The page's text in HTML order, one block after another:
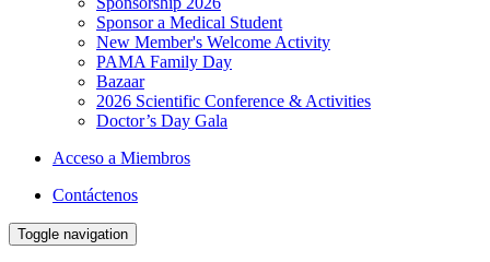
Sponsor a Medical Student
New Member's Welcome Activity
PAMA Family Day
Bazaar
2026 Scientific Conference & Activities
Doctor’s Day Gala
Acceso a Miembros
Contáctenos
Toggle navigation